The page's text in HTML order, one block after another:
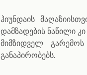
ჰიუნდაის
დამზადების ნაწილი
მიმზიდველ
განაპირობებს.